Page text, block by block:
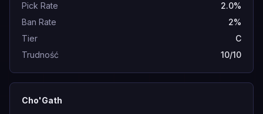
Pick Rate
2.0%
Ban Rate
2%
Tier
C
Trudność
10/10
Cho'Gath